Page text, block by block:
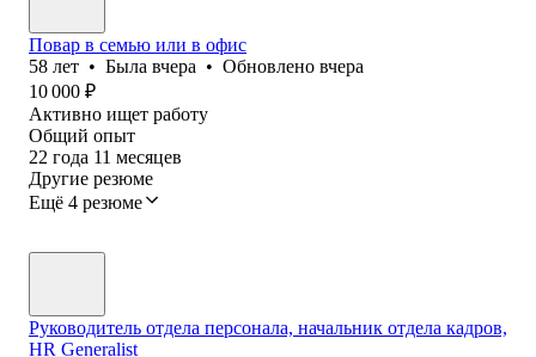
Повар в семью или в офис
58 лет • Была вчера • Обновлено вчера
10 000 ₽
Активно ищет работу
Общий опыт
22 года 11 месяцев
Другие резюме
Ещё 4 резюме
Руководитель отдела персонала, начальник отдела кадров,
HR Generalist